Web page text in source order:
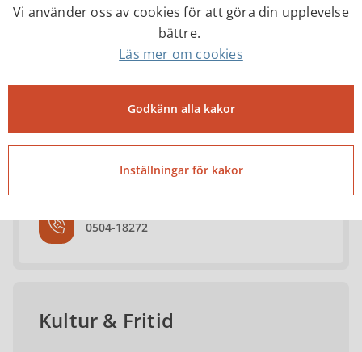
Sara Ekström
Fritidskonsulent
sara.ekstrom@tibro.se
0504-18272
Kultur & Fritid
Vi använder oss av cookies för att göra din upplevelse
bättre.
Läs mer om cookies
Godkänn alla kakor
Inställningar för kakor